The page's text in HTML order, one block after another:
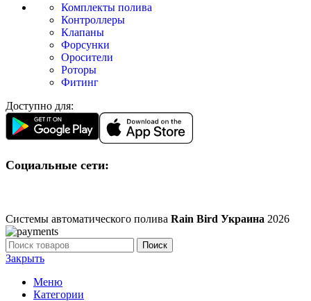
Комплекты полива
Контроллеры
Клапаны
Форсунки
Оросители
Роторы
Фитинг
Доступно для:
Социальные сети:
Системы автоматического полива Rain Bird Украина 2026
Поиск
Закрыть
Меню
Категории